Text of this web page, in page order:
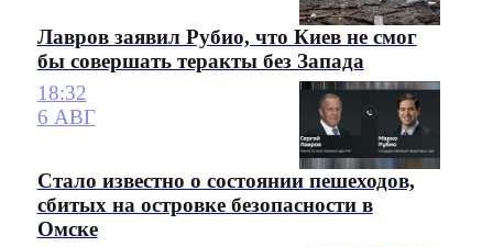
Лавров заявил Рубио, что Киев не смог
бы совершать теракты без Запада
18:32
6 АВГ
Стало известно о состоянии пешеходов,
сбитых на островке безопасности в
Омске